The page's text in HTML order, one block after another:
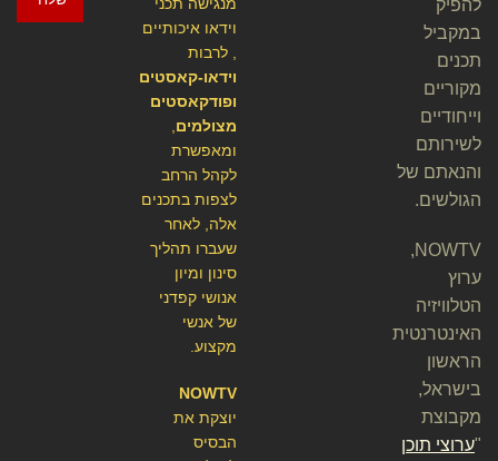
וידאו איכותיים
, לרבות
וידאו-קאסטים
ופודקאסטים
מצולמים
ומאפשרת
לקהל הרחב
לצפות בתכנים
אלה, לאחר
שעברו תהליך
סינון ומיון
אנושי קפדני
של אנשי
מקצוע.
NOWTV
יוצקת את
הבסיס
להפיק
במקביל
תכנים
מקוריים
וייחודיים
לשירותם
והנאתם של
הגולשים.
NOWTV,
ערוץ
הטלוויזיה
האינטרנטית
הראשון
בישראל,
מקבוצת
"ערוצי תוכן